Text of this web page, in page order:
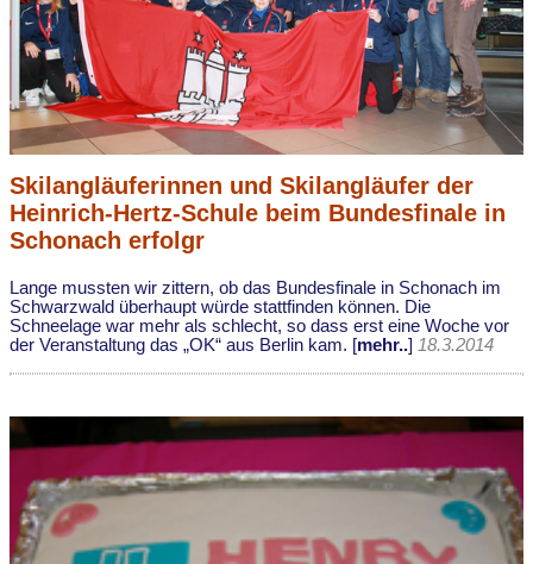
Skilangläuferinnen und Skilangläufer der
Heinrich-Hertz-Schule beim Bundesfinale in
Schonach erfolgr
Lange mussten wir zittern, ob das Bundesfinale in Schonach im
Schwarzwald überhaupt würde stattfinden können. Die
Schneelage war mehr als schlecht, so dass erst eine Woche vor
der Veranstaltung das „OK“ aus Berlin kam. [mehr..] 18.3.2014